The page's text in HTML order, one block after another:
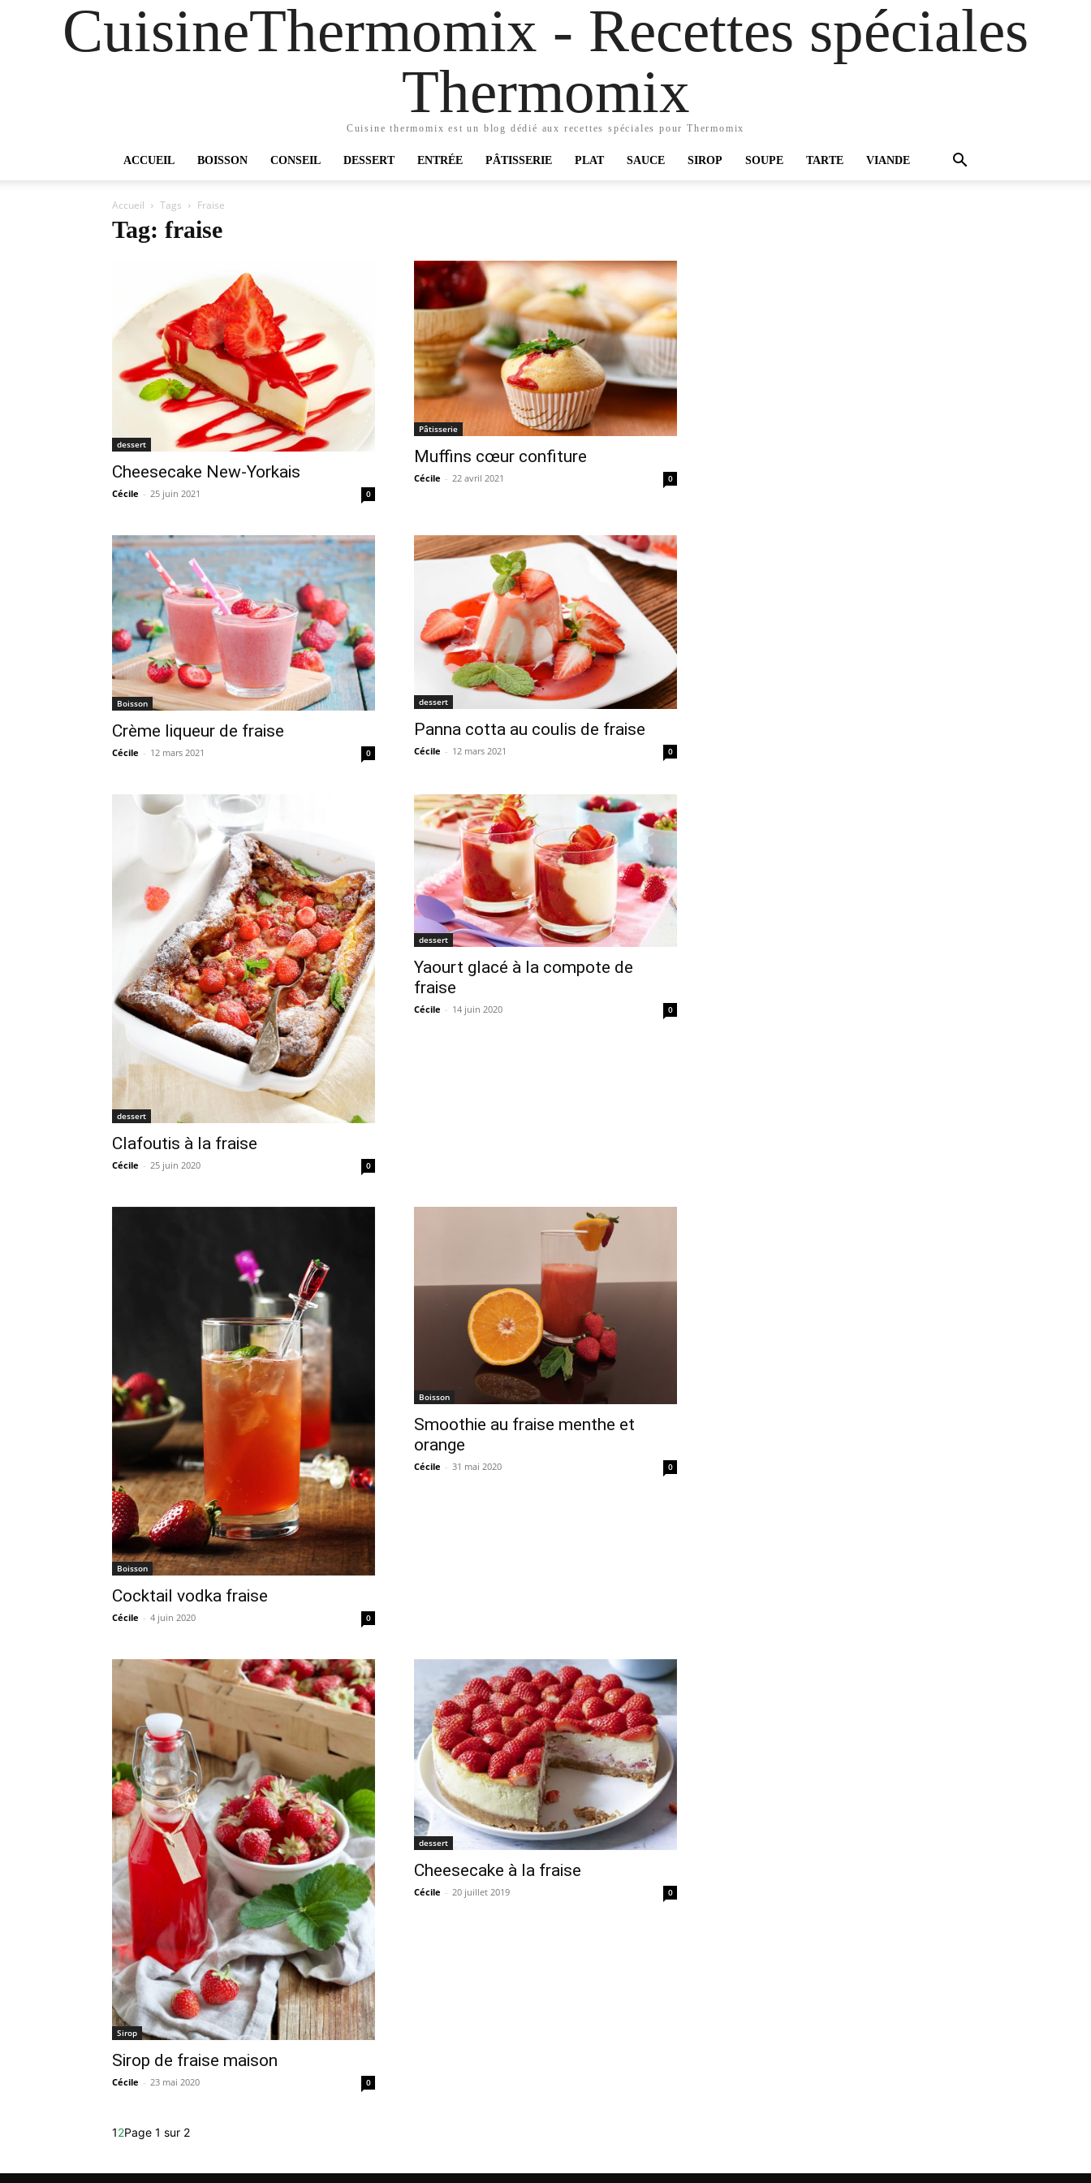
CuisineThermomix - Recettes spéciales
Thermomix
Cuisine thermomix est un blog dédié aux recettes spéciales pour Thermomix
ACCUEIL BOISSON CONSEIL DESSERT ENTRÉE PÂTISSERIE PLAT SAUCE SIROP SOUPE TARTE VIANDE
Accueil Tags Fraise
Tag: fraise
dessert
Cheesecake New-Yorkais
Cécile - 25 juin 2021 0
Pâtisserie
Muffins cœur confiture
Cécile - 22 avril 2021 0
Boisson
Crème liqueur de fraise
Cécile - 12 mars 2021 0
dessert
Panna cotta au coulis de fraise
Cécile - 12 mars 2021 0
dessert
Clafoutis à la fraise
Cécile - 25 juin 2020 0
dessert
Yaourt glacé à la compote de
fraise
Cécile - 14 juin 2020 0
Boisson
Cocktail vodka fraise
Cécile - 4 juin 2020 0
Boisson
Smoothie au fraise menthe et
orange
Cécile - 31 mai 2020 0
Sirop
Sirop de fraise maison
Cécile - 23 mai 2020 0
dessert
Cheesecake à la fraise
Cécile - 20 juillet 2019 0
12Page 1 sur 2